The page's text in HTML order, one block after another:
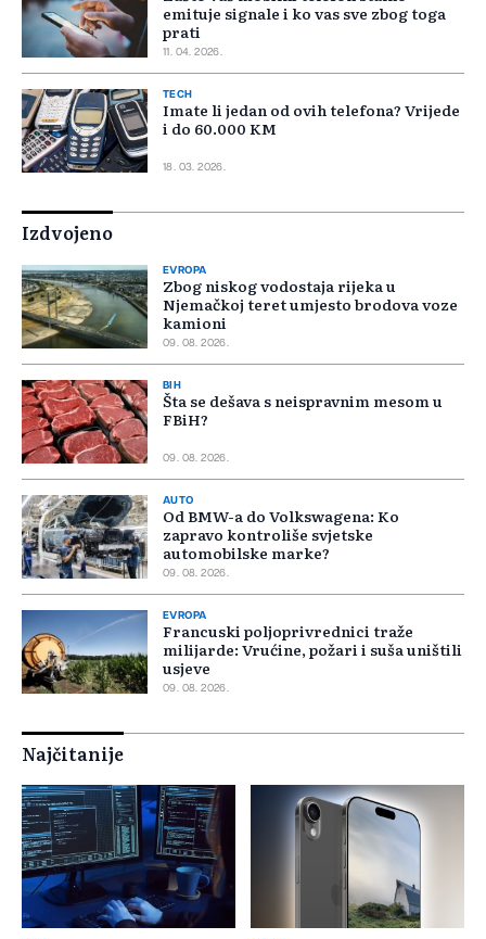
emituje signale i ko vas sve zbog toga
prati
11. 04. 2026.
TECH
Imate li jedan od ovih telefona? Vrijede
i do 60.000 KM
18. 03. 2026.
Izdvojeno
EVROPA
Zbog niskog vodostaja rijeka u
Njemačkoj teret umjesto brodova voze
kamioni
09. 08. 2026.
BIH
Šta se dešava s neispravnim mesom u
FBiH?
09. 08. 2026.
AUTO
Od BMW-a do Volkswagena: Ko
zapravo kontroliše svjetske
automobilske marke?
09. 08. 2026.
EVROPA
Francuski poljoprivrednici traže
milijarde: Vrućine, požari i suša uništili
usjeve
09. 08. 2026.
Najčitanije